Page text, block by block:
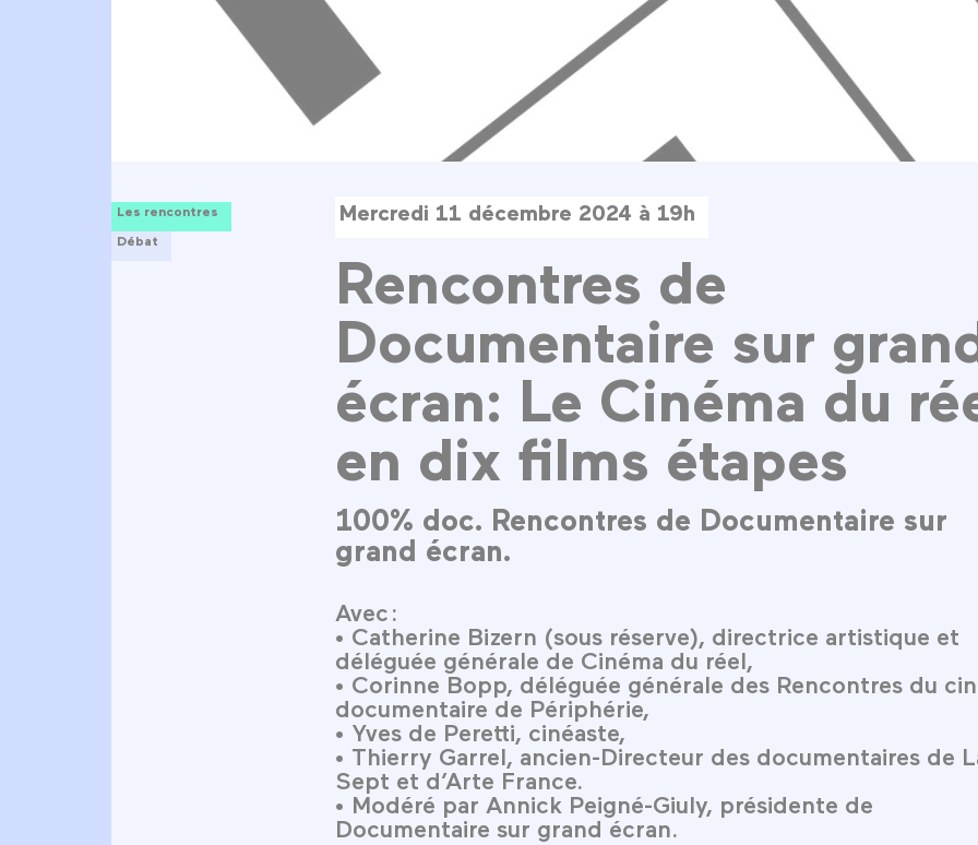
Les rencontres
Débat
Mercredi 11 décembre 2024 à 19h
Rencontres de
Documentaire sur
écran: Le Cinéma du
en dix films étapes
100% doc. Rencontres de Documentaire sur
grand écran.
Avec :
• Catherine Bizern (sous réserve), directrice artistique et
déléguée générale de Cinéma du réel,
• Corinne Bopp, déléguée générale des Rencontres du
documentaire de Périphérie,
• Yves de Peretti, cinéaste,
• Thierry Garrel, ancien-Directeur des documentaires de
Sept et d’Arte France.
• Modéré par Annick Peigné-Giuly, présidente de
Documentaire sur grand écran.